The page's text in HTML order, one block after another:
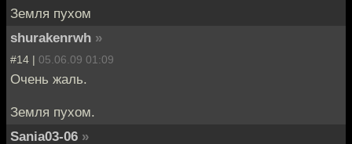
Земля пухом
shurakenrwh »
#14 | 05.06.09 01:09
Очень жаль.
Земля пухом.
Sania03-06 »